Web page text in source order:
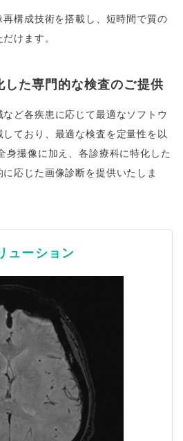
構成技術を搭載し、短時間で質の
けます。
した専門的な検査のご提供
ど各疾患に応じて最適なソフトウ
しており、最適な検査を定量性を以
身撮像に加え、各診療科に特化した
応じた画像診断を提供いたしま
ューション